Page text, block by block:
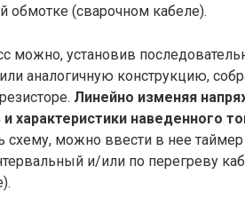
обмотке (сварочном кабеле).
можно, установив
аналогичную конструкцию,
Линейно изменяя
характеристики наведенного
схему, можно ввести в нее таймер
и/или по перегреву